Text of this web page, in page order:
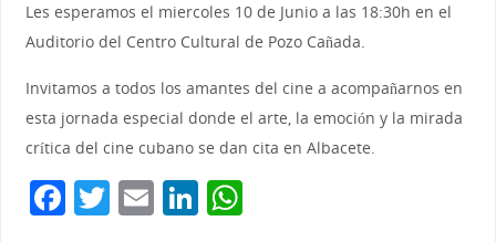
Les esperamos el miercoles 10 de Junio a las 18:30h en el
Auditorio del Centro Cultural de Pozo Cañada.
Invitamos a todos los amantes del cine a acompañarnos en
esta jornada especial donde el arte, la emoción y la mirada
crítica del cine cubano se dan cita en Albacete.
F T E Li W